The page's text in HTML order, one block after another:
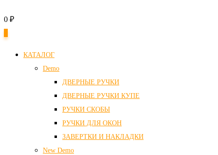
0 ₽
КАТАЛОГ
Demo
ДВЕРНЫЕ РУЧКИ
ДВЕРНЫЕ РУЧКИ КУПЕ
РУЧКИ СКОБЫ
РУЧКИ ДЛЯ ОКОН
ЗАВЕРТКИ И НАКЛАДКИ
New Demo